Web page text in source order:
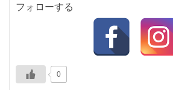
フォローする
0